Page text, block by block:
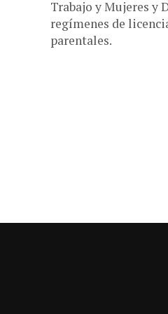
Trabajo y Mujeres y
regímenes de
parentales.